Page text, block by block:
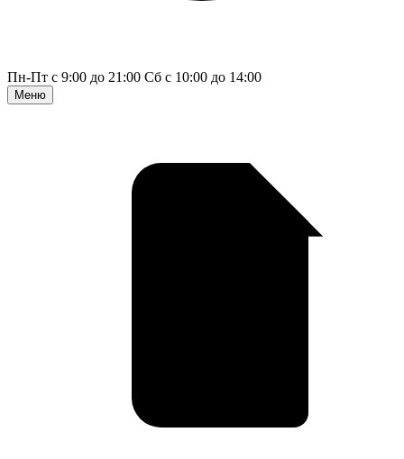
Пн-Пт с 9:00 до 21:00 Сб с 10:00 до 14:00
Меню